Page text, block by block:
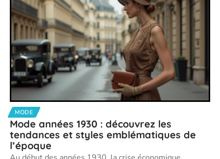
MODE
Mode années 1930 : découvrez les
tendances et styles emblématiques de
l’époque